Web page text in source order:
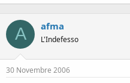
A afma
L'Indefesso
30 Novembre 2006